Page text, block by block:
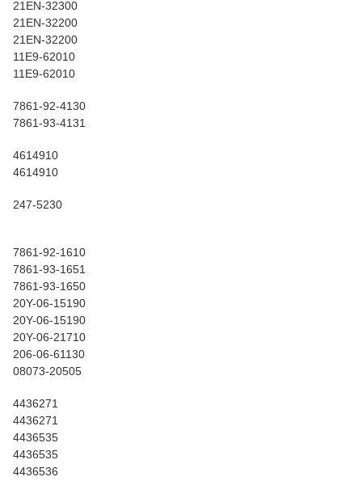
21EN-32300
21EN-32200
21EN-32200
11E9-62010
11E9-62010
7861-92-4130
7861-93-4131
4614910
4614910
247-5230
7861-92-1610
7861-93-1651
7861-93-1650
20Y-06-15190
20Y-06-15190
20Y-06-21710
206-06-61130
08073-20505
4436271
4436271
4436535
4436535
4436536